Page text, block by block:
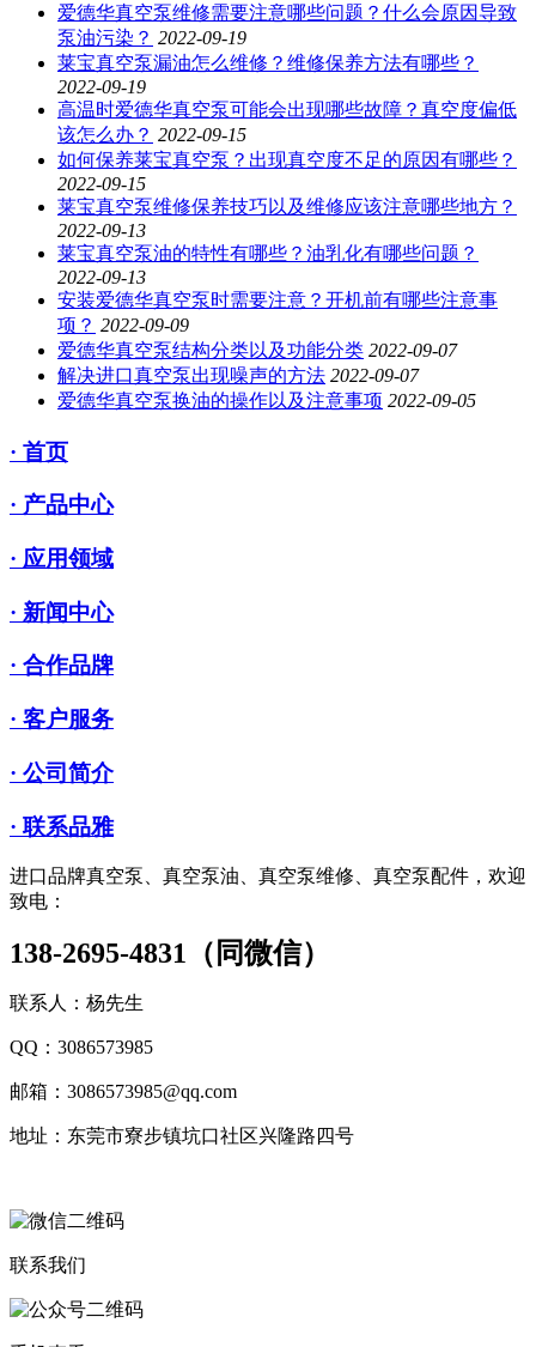
爱德华真空泵维修需要注意哪些问题？什么会原因导致
泵油污染？ 2022-09-19
莱宝真空泵漏油怎么维修？维修保养方法有哪些？
2022-09-19
高温时爱德华真空泵可能会出现哪些故障？真空度偏低
该怎么办？ 2022-09-15
如何保养莱宝真空泵？出现真空度不足的原因有哪些？
2022-09-15
莱宝真空泵维修保养技巧以及维修应该注意哪些地方？
2022-09-13
莱宝真空泵油的特性有哪些？油乳化有哪些问题？
2022-09-13
安装爱德华真空泵时需要注意？开机前有哪些注意事
项？ 2022-09-09
爱德华真空泵结构分类以及功能分类 2022-09-07
解决进口真空泵出现噪声的方法 2022-09-07
爱德华真空泵换油的操作以及注意事项 2022-09-05
· 首页
· 产品中心
· 应用领域
· 新闻中心
· 合作品牌
· 客户服务
· 公司简介
· 联系品雅
进口品牌真空泵、真空泵油、真空泵维修、真空泵配件，欢迎
致电：
138-2695-4831（同微信）
联系人：杨先生
QQ：3086573985
邮箱：3086573985@qq.com
地址：东莞市寮步镇坑口社区兴隆路四号
联系我们